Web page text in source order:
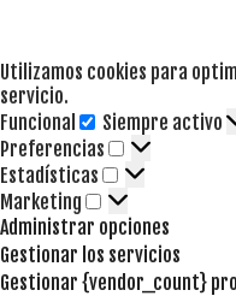
Utilizamos cookies para
servicio.
Funcional
Funcional
Siempre activo
Preferencias
Preferencias
Estadísticas Estadísticas
Marketing Marketing
Administrar opciones
Gestionar los servicios
Gestionar {vendor_count}